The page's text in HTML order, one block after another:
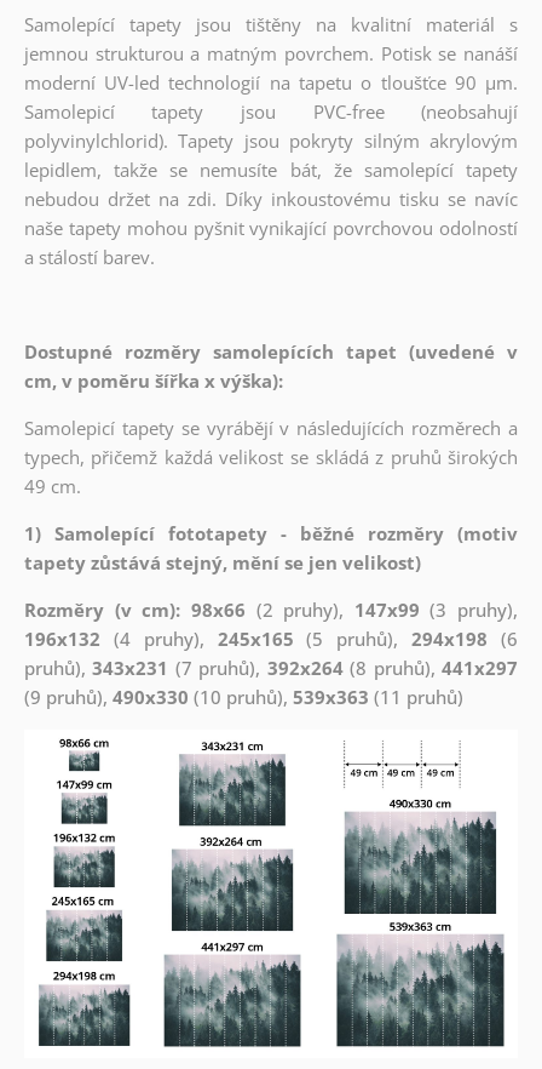
Samolepící tapety jsou tištěny na kvalitní materiál s
jemnou strukturou a matným povrchem. Potisk se nanáší
moderní UV-led technologií na tapetu o tloušťce 90 µm.
Samolepicí tapety jsou PVC-free (neobsahují
polyvinylchlorid). Tapety jsou pokryty silným akrylovým
lepidlem, takže se nemusíte bát, že samolepící tapety
nebudou držet na zdi. Díky inkoustovému tisku se navíc
naše tapety mohou pyšnit vynikající povrchovou odolností
a stálostí barev.
Dostupné rozměry samolepících tapet (uvedené v
cm, v poměru šířka x výška):
Samolepicí tapety se vyrábějí v následujících rozměrech a
typech, přičemž každá velikost se skládá z pruhů širokých
49 cm.
1) Samolepící fototapety - běžné rozměry (motiv
tapety zůstává stejný, mění se jen velikost)
Rozměry (v cm): 98x66 (2 pruhy), 147x99 (3 pruhy),
196x132 (4 pruhy), 245x165 (5 pruhů),294x198 (6
pruhů),343x231 (7 pruhů), 392x264(8 pruhů),441x297
(9 pruhů), 490x330 (10 pruhů), 539x363 (11 pruhů)